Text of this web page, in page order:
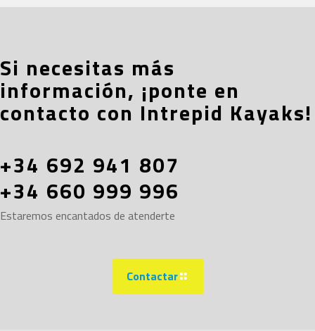
Si necesitas más
información, ¡ponte en
contacto con Intrepid Kayaks!
+34 692 941 807
+34 660 999 996
Estaremos encantados de atenderte
Contactar